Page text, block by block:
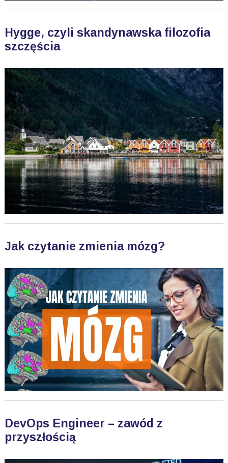
Hygge, czyli skandynawska filozofia
szczęścia
Jak czytanie zmienia mózg?
DevOps Engineer – zawód z
przyszłością